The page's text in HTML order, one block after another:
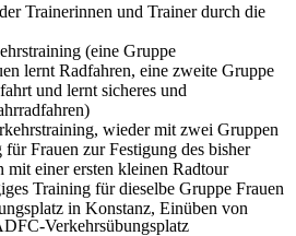
Verkehrsübungsplatz
Trainerinnen und Trainer durch die
(eine Gruppe
lernt Radfahren, eine zweite Gruppe
und lernt sicheres und
wieder mit zwei Gruppen
Frauen zur Festigung des bisher
mit einer ersten kleinen Radtour
Training für dieselbe Gruppe Frauen
in Konstanz, Einüben von